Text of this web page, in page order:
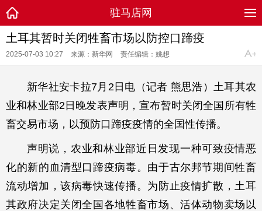
驻马店网
土耳其暂时关闭牲畜市场以防控口蹄疫
2025-07-03 10:27 来源：新华网 责任编辑：姚想
新华社安卡拉7月2日电（记者 熊思浩）土耳其农
业和林业部2日晚发表声明，宣布暂时关闭全国所有牲
畜交易市场，以预防口蹄疫疫情的全国性传播。
声明说，农业和林业部近日发现一种可致疫情恶
化的新的血清型口蹄疫病毒。由于古尔邦节期间牲畜
流动增加，该病毒快速传播。为防止疫情扩散，土耳
其政府决定关闭全国各地牲畜市场、活体动物卖场以